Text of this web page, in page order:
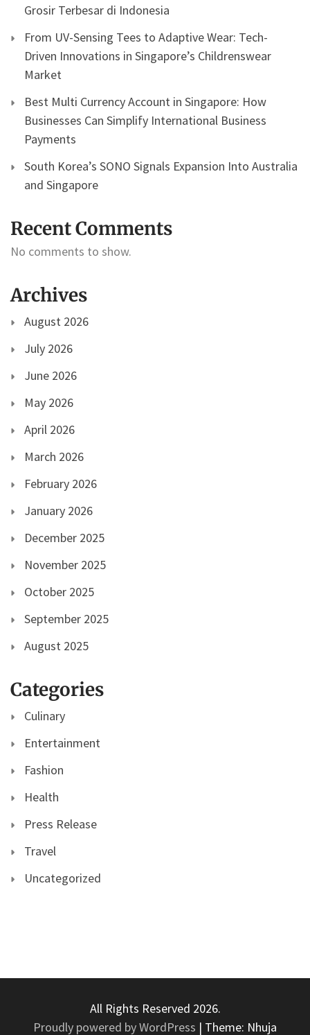
Grosir Terbesar di Indonesia
From UV-Sensing Tees to Adaptive Wear: Tech-
Driven Innovations in Singapore’s Childrenswear
Market
Best Multi Currency Account in Singapore: How
Businesses Can Simplify International Business
Payments
South Korea’s SONO Signals Expansion Into Australia
and Singapore
Recent Comments
No comments to show.
Archives
August 2026
July 2026
June 2026
May 2026
April 2026
March 2026
February 2026
January 2026
December 2025
November 2025
October 2025
September 2025
August 2025
Categories
Culinary
Entertainment
Fashion
Health
Press Release
Travel
Uncategorized
All Rights Reserved 2026.
Proudly powered by WordPress | Theme: Nhuja